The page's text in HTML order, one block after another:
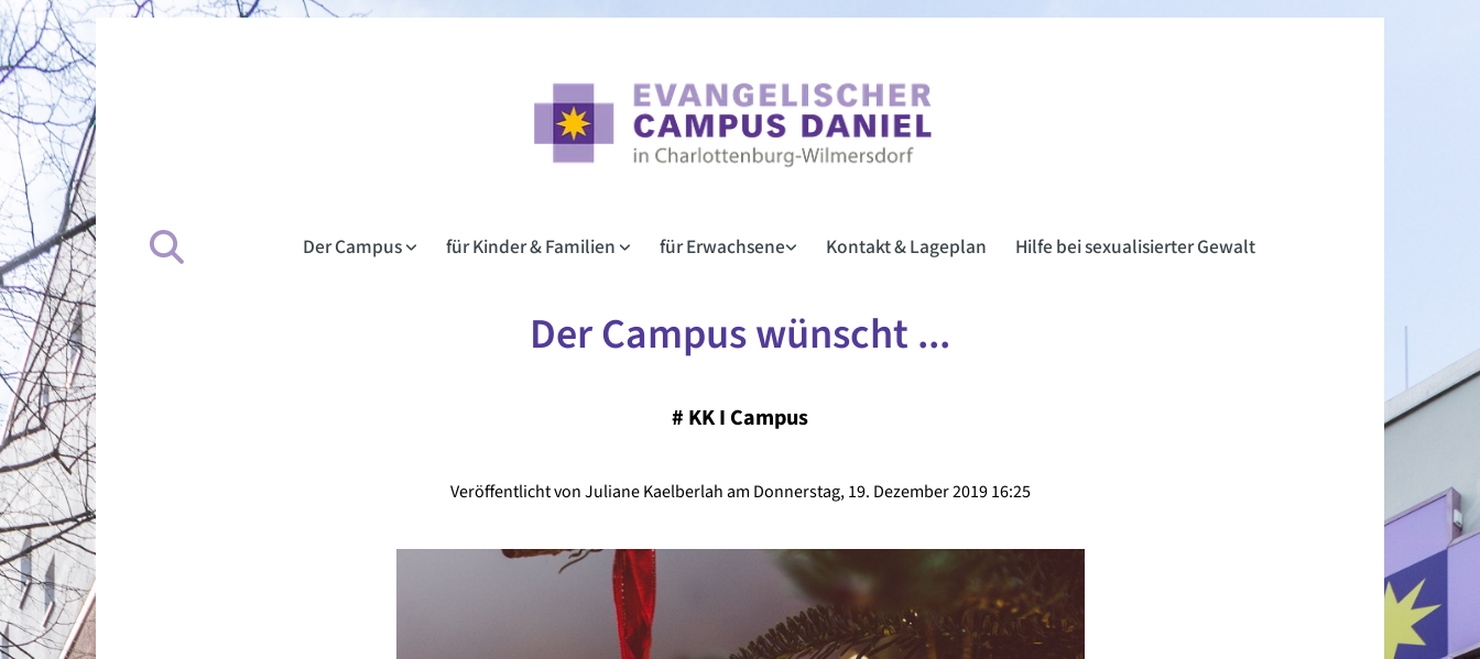
Der Campus für Kinder & Familien für Erwachsene Kontakt & Lageplan Hilfe bei sexualisierter Gewalt
Der Campus wünscht ...
# KK I Campus
Veröffentlicht von Juliane Kaelberlah am Donnerstag, 19. Dezember 2019 16:25